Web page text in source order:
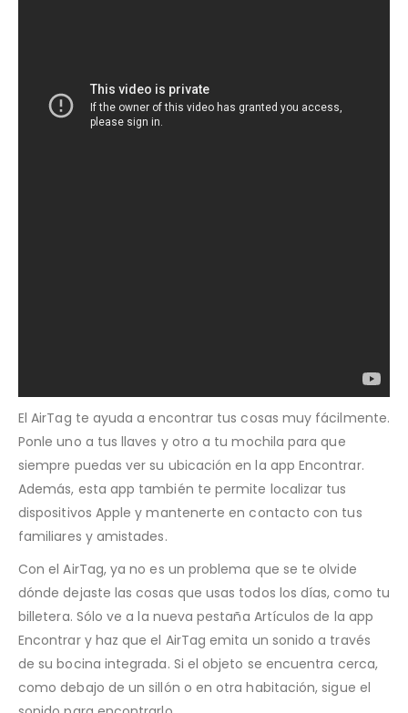
El AirTag te ayuda a encontrar tus cosas muy fácilmente.
Ponle uno a tus llaves y otro a tu mochila para que
siempre puedas ver su ubicación en la app Encontrar.
Además, esta app también te permite localizar tus
dispositivos Apple y mantenerte en contacto con tus
familiares y amistades.
Con el AirTag, ya no es un problema que se te olvide
dónde dejaste las cosas que usas todos los días, como tu
billetera. Sólo ve a la nueva pestaña Artículos de la app
Encontrar y haz que el AirTag emita un sonido a través
de su bocina integrada. Si el objeto se encuentra cerca,
como debajo de un sillón o en otra habitación, sigue el